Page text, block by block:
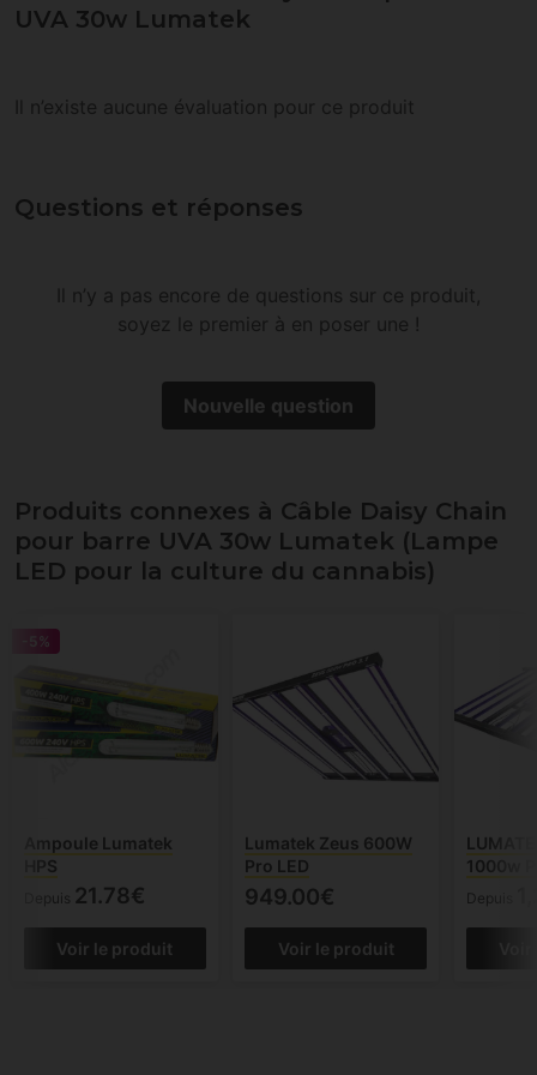
UVA 30w Lumatek
Il n’existe aucune évaluation pour ce produit
Questions et réponses
Il n’y a pas encore de questions sur ce produit,
soyez le premier à en poser une !
Nouvelle question
Produits connexes à Câble Daisy Chain
pour barre UVA 30w Lumatek (Lampe
LED pour la culture du cannabis)
-5%
Ampoule Lumatek
HPS
Depuis 21.78€
Voir le produit
Lumatek Zeus 600W
Pro LED
949.00€
Voir le produit
1000w
Depuis